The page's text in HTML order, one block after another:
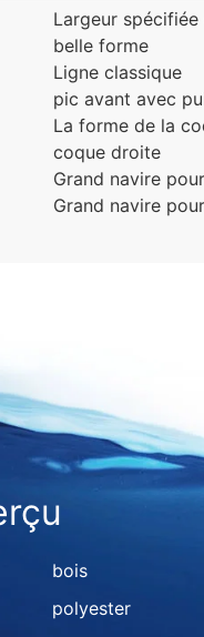
Largeur
belle forme
Ligne classique
pic avant avec
La forme de la
coque droite
Grand navire
Grand navire
bois
polyester